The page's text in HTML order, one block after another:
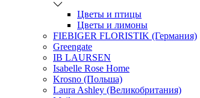
Цветы и птицы
Цветы и лимоны
FIEBIGER FLORISTIK (Германия)
Greengate
IB LAURSEN
Isabelle Rose Home
Krosno (Польша)
Laura Ashley (Великобритания)